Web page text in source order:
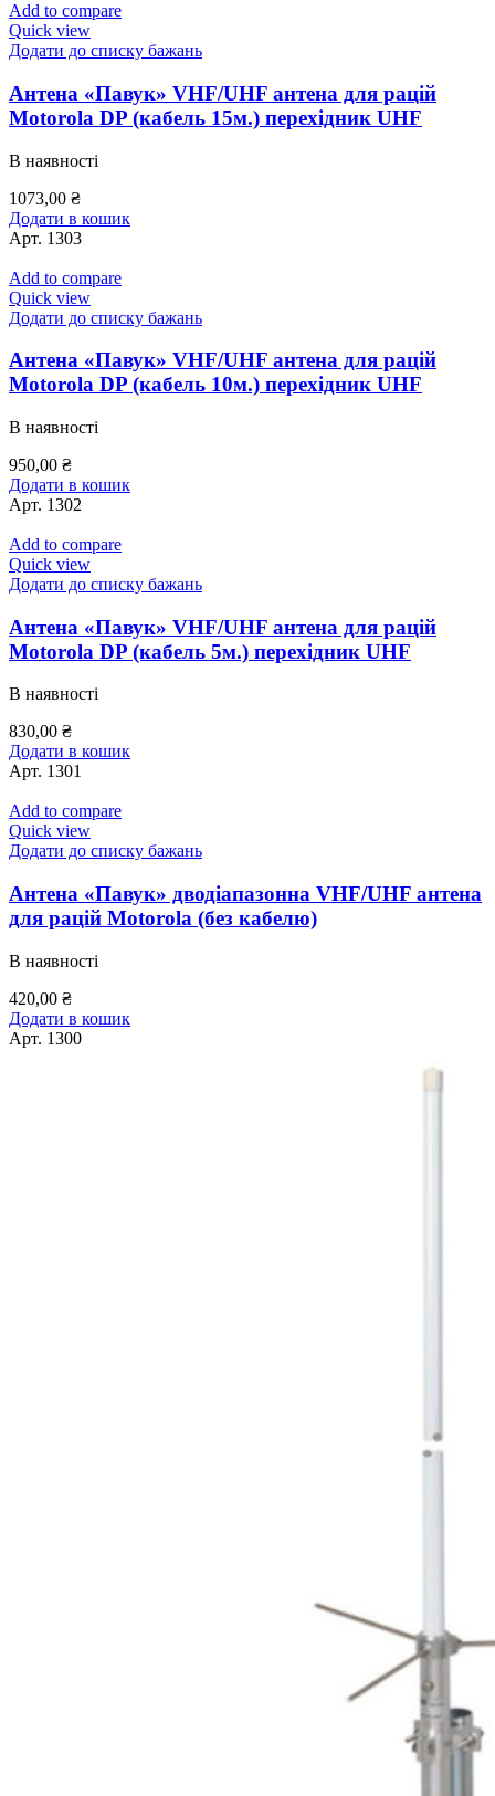
Add to compare
Quick view
Додати до списку бажань
Антена «Павук» VHF/UHF антена для рацій
Motorola DP (кабель 15м.) перехідник UHF
В наявності
1073,00 ₴
Додати в кошик
Арт. 1303
Add to compare
Quick view
Додати до списку бажань
Антена «Павук» VHF/UHF антена для рацій
Motorola DP (кабель 10м.) перехідник UHF
В наявності
950,00 ₴
Додати в кошик
Арт. 1302
Add to compare
Quick view
Додати до списку бажань
Антена «Павук» VHF/UHF антена для рацій
Motorola DP (кабель 5м.) перехідник UHF
В наявності
830,00 ₴
Додати в кошик
Арт. 1301
Add to compare
Quick view
Додати до списку бажань
Антена «Павук» дводіапазонна VHF/UHF антена
для рацій Motorola (без кабелю)
В наявності
420,00 ₴
Додати в кошик
Арт. 1300